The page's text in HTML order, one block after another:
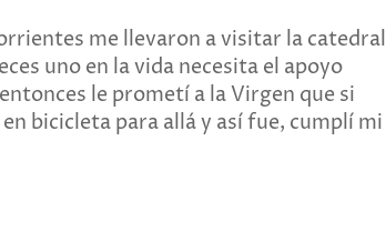
me llevaron a visitar la catedral
uno en la vida necesita el apoyo
le prometí a la Virgen que si
bicicleta para allá y así fue, cumplí mi